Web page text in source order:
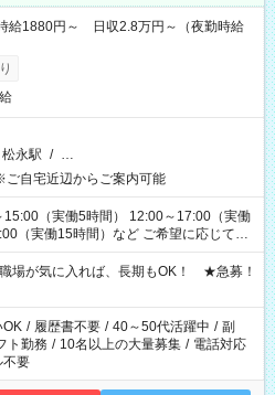
給1880円～ 日収2.8万円～（夜勤時給
松永駅 / …
自宅近辺からご案内可能
（実働5時間） 12:00～17:00（実働
時間）など ご希望に応じて、
！ お気軽に担当へ相談ください！
が気に入れば、長期もOK！ ★急募！
OK / 履歴書不要 / 40～50代活躍中 / 副
ト勤務 / 10名以上の大量募集 / 電話対応
不要